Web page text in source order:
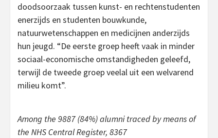
doodsoorzaak tussen kunst- en rechtenstudenten
enerzijds en studenten bouwkunde,
natuurwetenschappen en medicijnen anderzijds
hun jeugd. “De eerste groep heeft vaak in minder
sociaal-economische omstandigheden geleefd,
terwijl de tweede groep veelal uit een welvarend
milieu komt”.
Among the 9887 (84%) alumni traced by means of
the NHS Central Register, 8367